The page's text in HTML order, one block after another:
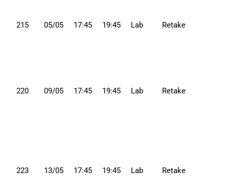
215 05/05 17:45 19:45 Lab Retake
220 09/05 17:45 19:45 Lab Retake
223 13/05 17:45 19:45 Lab Retake